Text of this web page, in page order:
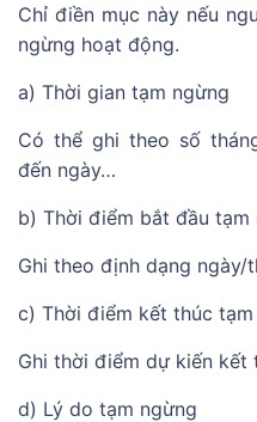
Chỉ điền mục này nếu
ngừng hoạt động.
a) Thời gian tạm ngừng
Có thể ghi theo số
đến ngày…
b) Thời điểm bắt đầu tạm
Ghi theo định dạng ngày/
c) Thời điểm kết thúc
Ghi thời điểm dự kiến kết
d) Lý do tạm ngừng